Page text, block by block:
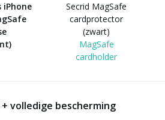
iPhone
Secrid MagSafe
cardprotector
(zwart)
MagSafe
cardholder
+ volledige bescherming